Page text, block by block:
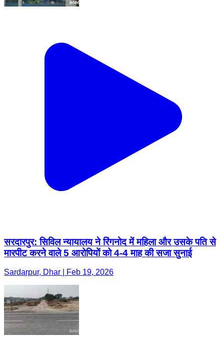
सरदारपुर: सिविल न्यायालय ने रिंगनोद में महिला और उसके पति से
मारपीट करने वाले 5 आरोपियों को 4-4 माह की सजा सुनाई
Sardarpur, Dhar | Feb 19, 2026